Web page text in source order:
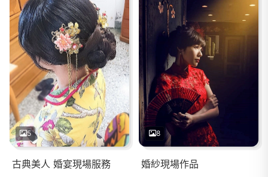
5
古典美人 婚宴現場服務
8
婚紗現場作品